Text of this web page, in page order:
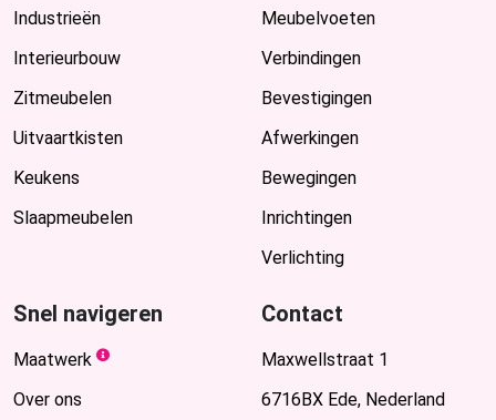
Industrieën
Interieurbouw
Zitmeubelen
Uitvaartkisten
Keukens
Slaapmeubelen
Meubelvoeten
Verbindingen
Bevestigingen
Afwerkingen
Bewegingen
Inrichtingen
Verlichting
Snel navigeren
Maatwerk
Over ons
Contact
Maxwellstraat 1
6716BX Ede, Nederland